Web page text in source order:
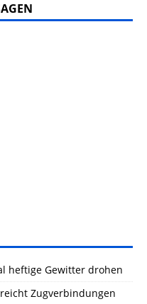
heftige Gewitter drohen
Zugverbindungen